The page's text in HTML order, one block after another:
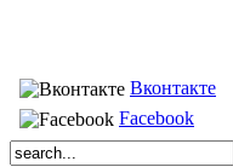
Вконтакте
Facebook